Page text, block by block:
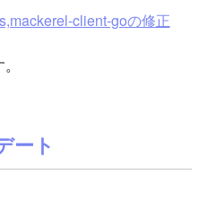
client-goの修正
ート